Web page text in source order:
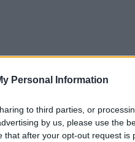
Personal Information
to third parties, or
by us, please use the
that after your opt-out request is